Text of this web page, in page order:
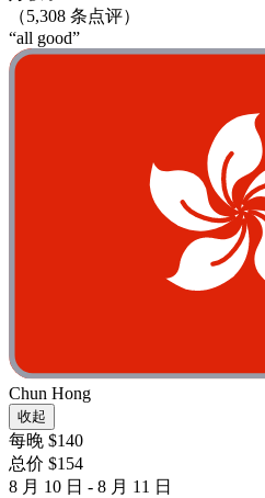
（5,308 条点评）
“all good”
Chun Hong
收起
每晚 $140
总价 $154
8 月 10 日 - 8 月 11 日